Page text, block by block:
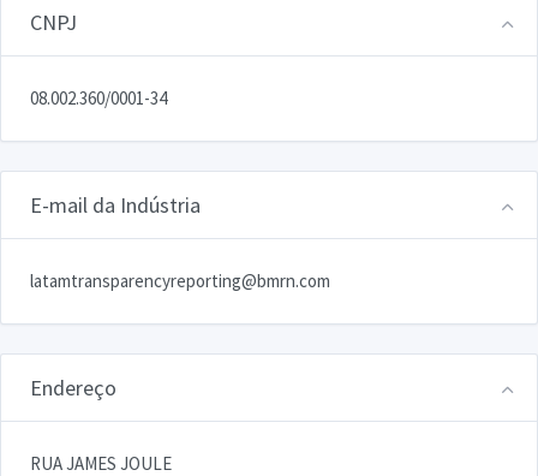
CNPJ
08.002.360/0001-34
E-mail da Indústria
latamtransparencyreporting@bmrn.com
Endereço
RUA JAMES JOULE